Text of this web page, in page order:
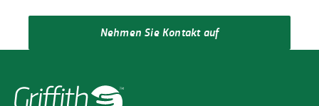
Nehmen Sie Kontakt auf